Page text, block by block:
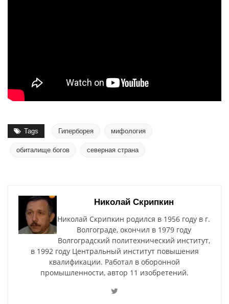
Tags Гиперборея мифология
обиталище богов северная страна
Николай Скрипкин
Николай Скрипкин родился в 1956 году в г.
Волгограде, окончил в 1979 году
Волгоградский политехнический институт,
в 1992 году Центральный институт повышения
квалификации. Работал в оборонной
промышленности, автор 11 изобретений.